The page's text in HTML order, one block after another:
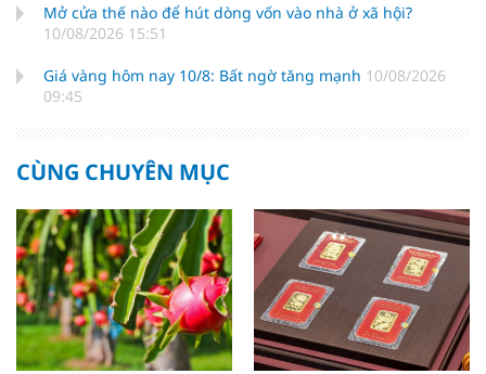
Mở cửa thế nào để hút dòng vốn vào nhà ở xã hội?
10/08/2026 15:51
Giá vàng hôm nay 10/8: Bất ngờ tăng mạnh 10/08/2026
09:45
CÙNG CHUYÊN MỤC